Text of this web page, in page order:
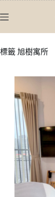
至
內
標籤 旭樹寓所